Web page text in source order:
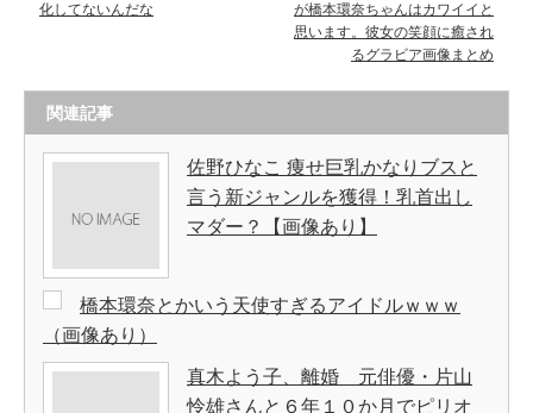
化してないんだな
が橋本環奈ちゃんはカワイイと
思います。彼女の笑顔に癒され
るグラビア画像まとめ
関連記事
佐野ひなこ 痩せ巨乳かなりブスと
言う新ジャンルを獲得！乳首出し
マダー？【画像あり】
橋本環奈とかいう天使すぎるアイドルｗｗｗ
（画像あり）
真木よう子、離婚 元俳優・片山
怜雄さんと６年１０か月でピリオ